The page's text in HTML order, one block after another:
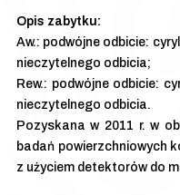
Aw.: podwójne odbicie:
nieczytelnego odbicia;
Rew.: podwójne odbicie:
nieczytelnego odbicia.
Pozyskana w 2011 r. w
badań powierzchniowych
z użyciem detektorów do